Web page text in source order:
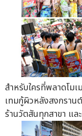
สำหรับใครที่พลาดโม
เทมกู้ผิวหลังสงกราน
ร้านวัตสันทุกสาขา แล